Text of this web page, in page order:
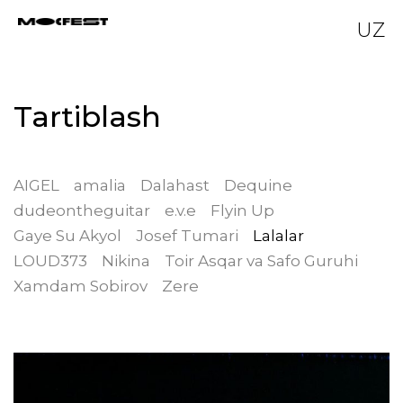
UZ
Tartiblash
AIGEL amalia Dalahast
Dequine
dudeontheguitar
e.v.e
Flyin Up
Gaye Su Akyol
Josef Tumari
Lalalar
LOUD373
Nikina
Toir Asqar va Safo Guruhi
Xamdam Sobirov
Zere